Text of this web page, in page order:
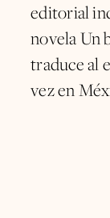
editorial
novela Un
traduce al
vez en